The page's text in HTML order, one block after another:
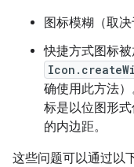
图标模糊（取
快捷方式图标
确使用此方法
标是以位图形
的内边距。
这些问题可以通过以